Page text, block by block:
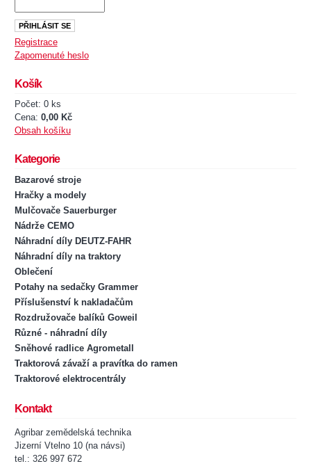
Registrace
Zapomenuté heslo
Košík
Počet: 0 ks
Cena: 0,00 Kč
Obsah košíku
Kategorie
Bazarové stroje
Hračky a modely
Mulčovače Sauerburger
Nádrže CEMO
Náhradní díly DEUTZ-FAHR
Náhradní díly na traktory
Oblečení
Potahy na sedačky Grammer
Příslušenství k nakladačům
Rozdružovače balíků Goweil
Různé - náhradní díly
Sněhové radlice Agrometall
Traktorová závaží a pravítka do ramen
Traktorové elektrocentrály
Kontakt
Agribar zemědelská technika
Jizerní Vtelno 10 (na návsi)
tel.: 326 997 672